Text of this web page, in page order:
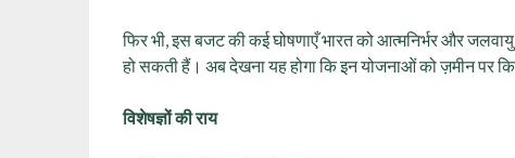
फिर भी, इस बजट की कई घोषणाएँ भारत को आत्मनिर्भर और
हो सकती हैं। अब देखना यह होगा कि इन योजनाओं को ज़मीन पर
विशेषज्ञों की राय